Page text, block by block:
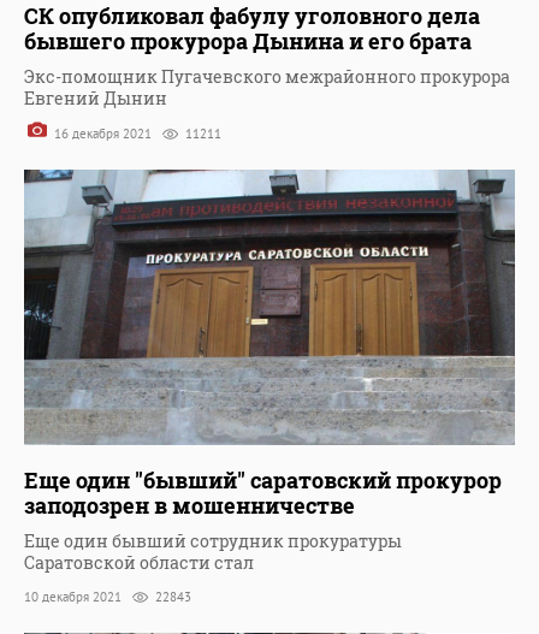
СК опубликовал фабулу уголовного дела
бывшего прокурора Дынина и его брата
Экс-помощник Пугачевского межрайонного прокурора
Евгений Дынин
16 декабря 2021 11211
Еще один "бывший" саратовский прокурор
заподозрен в мошенничестве
Еще один бывший сотрудник прокуратуры
Саратовской области стал
10 декабря 2021 22843